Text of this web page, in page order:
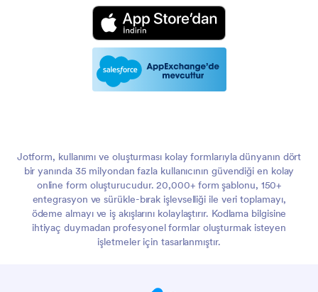
Jotform, kullanımı ve oluşturması kolay formlarıyla dünyanın dört
bir yanında 35 milyondan fazla kullanıcının güvendiği en kolay
online form oluşturucudur. 20,000+ form şablonu, 150+
entegrasyon ve sürükle-bırak işlevselliği ile veri toplamayı,
ödeme almayı ve iş akışlarını kolaylaştırır. Kodlama bilgisine
ihtiyaç duymadan profesyonel formlar oluşturmak isteyen
işletmeler için tasarlanmıştır.